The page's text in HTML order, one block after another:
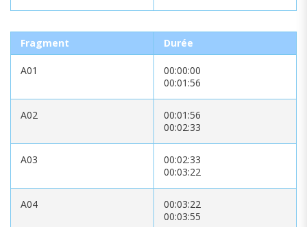
Fragment Durée
A01
00:00:00
00:01:56
A02
00:01:56
00:02:33
A03
00:02:33
00:03:22
A04
00:03:22
00:03:55